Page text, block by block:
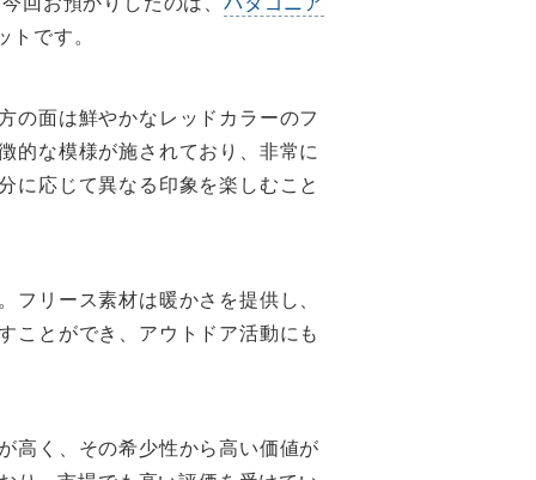
です。
の面は鮮やかなレッドカラーのフ
的な模様が施されており、非常に
に応じて異なる印象を楽しむこと
リース素材は暖かさを提供し、
ことができ、アウトドア活動にも
高く、その希少性から高い価値が